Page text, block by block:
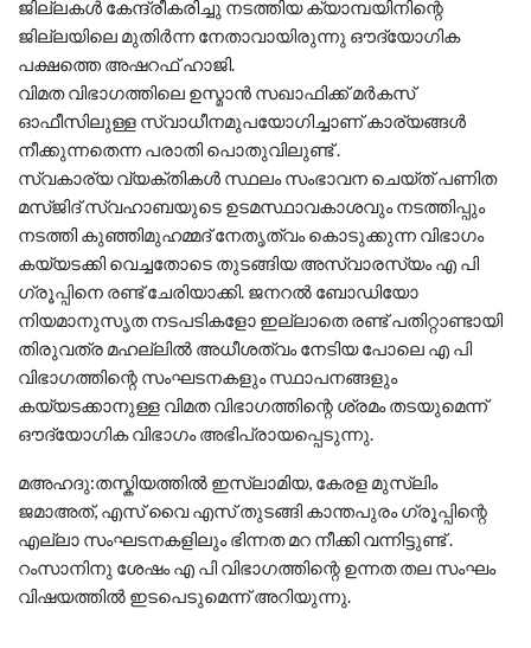
ജില്ലകൾ കേന്ദ്രീകരിച്ചു നടത്തിയ ക്യാമ്പയിനിന്റെ
ജില്ലയിലെ മുതിർന്ന നേതാവായിരുന്നു ഔദ്യോഗിക
പക്ഷത്തെ അഷറഫ് ഹാജി.
വിമത വിഭാഗത്തിലെ ഉസ്മാൻ സഖാഫിക്ക് മർകസ്
ഓഫീസിലുള്ള സ്വാധീനമുപയോഗിച്ചാണ് കാര്യങ്ങൾ
നീക്കുന്നതെന്ന പരാതി പൊതുവിലുണ്ട് .
സ്വകാര്യ വ്യക്തികൾ സ്ഥലം സംഭാവന ചെയ്ത് പണിത
മസ്ജിദ് സ്വഹാബയുടെ ഉടമസ്ഥാവകാശവും നടത്തിപ്പും
നടത്തി കുഞ്ഞിമുഹമ്മദ് നേതൃത്വം കൊടുക്കുന്ന വിഭാഗം
കയ്യടക്കി വെച്ചതോടെ തുടങ്ങിയ അസ്വാരസ്യം എ പി
ഗ്രൂപ്പിനെ രണ്ട് ചേരിയാക്കി. ജനറൽ ബോഡിയോ
നിയമാനുസൃത നടപടികളോ ഇല്ലാതെ രണ്ട് പതിറ്റാണ്ടായി
തിരുവത്ര മഹല്ലിൽ അധീശത്വം നേടിയ പോലെ എ പി
വിഭാഗത്തിന്റെ സംഘടനകളും സ്ഥാപനങ്ങളും
കയ്യടക്കാനുള്ള വിമത വിഭാഗത്തിന്റെ ശ്രമം തടയുമെന്ന്
ഔദ്യോഗിക വിഭാഗം അഭിപ്രായപ്പെടുന്നു.
മഅഹദു:തസ്കിയത്തിൽ ഇസ്ലാമിയ, കേരള മുസ്ലിം
ജമാഅത്, എസ് വൈ എസ് തുടങ്ങി കാന്തപുരം ഗ്രൂപ്പിന്റെ
എല്ലാ സംഘടനകളിലും ഭിന്നത മറ നീക്കി വന്നിട്ടുണ്ട് .
റംസാനിനു ശേഷം എ പി വിഭാഗത്തിന്റെ ഉന്നത തല സംഘം
വിഷയത്തിൽ ഇടപെടുമെന്ന് അറിയുന്നു.